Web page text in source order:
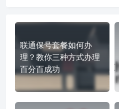
联通保号套餐如何办
理？教你三种方式办理
百分百成功